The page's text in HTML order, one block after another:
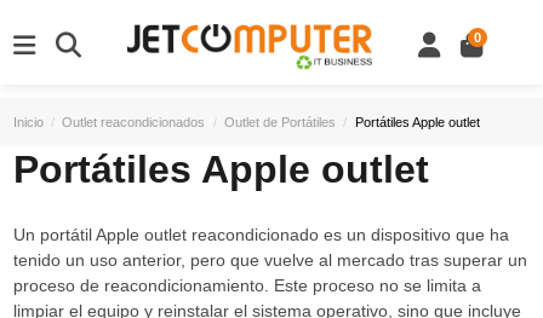
0
Inicio Outlet reacondicionados Outlet de Portátiles Portátiles Apple outlet
Portátiles Apple outlet
Un portátil Apple outlet reacondicionado es un dispositivo que ha
tenido un uso anterior, pero que vuelve al mercado tras superar un
proceso de reacondicionamiento. Este proceso no se limita a
limpiar el equipo y reinstalar el sistema operativo, sino que incluye